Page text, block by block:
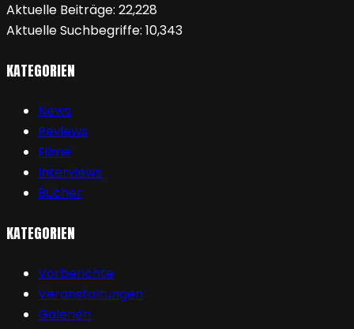
Aktuelle Beiträge: 22,228
Aktuelle Suchbegriffe: 10,343
KATEGORIEN
News
Reviews
Filme
Interviews
Bücher
KATEGORIEN
Vorberichte
Veranstaltungen
Galerien